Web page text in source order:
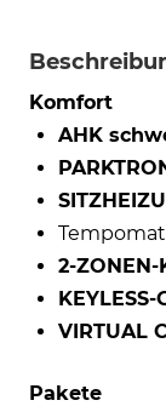
Komfort
AHK
Tempomat
2-ZONEN-
KEYLESS-
VIRTUAL
Pakete